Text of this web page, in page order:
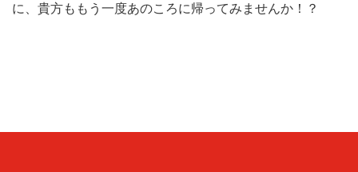
に、貴方ももう一度あのころに帰ってみませんか！？